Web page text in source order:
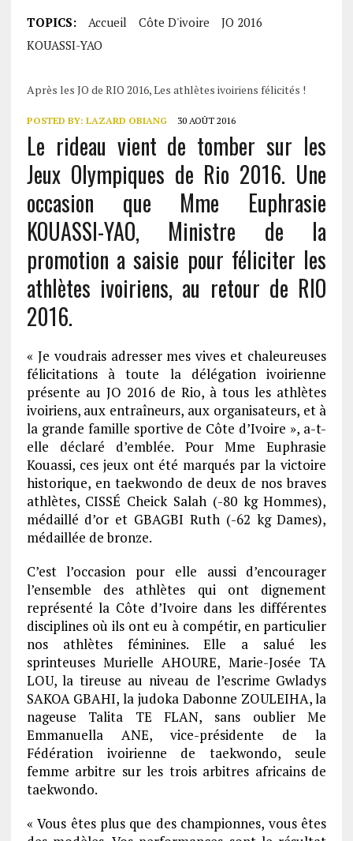
TOPICS: Accueil Côte D'ivoire
JO 2016
KOUASSI-YAO
Après les JO de RIO 2016, Les athlètes ivoiriens félicités !
POSTED BY: LAZARD OBIANG 30 AOÛT 2016
Le rideau vient de tomber sur les
Jeux Olympiques de Rio 2016. Une
occasion que Mme Euphrasie
KOUASSI-YAO, Ministre de la
promotion a saisie pour féliciter les
athlètes ivoiriens, au retour de RIO
2016.
« Je voudrais adresser mes vives et chaleureuses
félicitations à toute la délégation ivoirienne
présente au JO 2016 de Rio, à tous les athlètes
ivoiriens, aux entraîneurs, aux organisateurs, et à
la grande famille sportive de Côte d’Ivoire », a-t-
elle déclaré d’emblée. Pour Mme Euphrasie
Kouassi, ces jeux ont été marqués par la victoire
historique, en taekwondo de deux de nos braves
athlètes, CISSÉ Cheick Salah (-80 kg Hommes),
médaillé d’or et GBAGBI Ruth (-62 kg Dames),
médaillée de bronze.
C’est l’occasion pour elle aussi d’encourager
l’ensemble des athlètes qui ont dignement
représenté la Côte d’Ivoire dans les différentes
disciplines où ils ont eu à compétir, en particulier
nos athlètes féminines. Elle a salué les
sprinteuses Murielle AHOURE, Marie-Josée TA
LOU, la tireuse au niveau de l’escrime Gwladys
SAKOA GBAHI, la judoka Dabonne ZOULEIHA, la
nageuse Talita TE FLAN, sans oublier Me
Emmanuella ANE, vice-présidente de la
Fédération ivoirienne de taekwondo, seule
femme arbitre sur les trois arbitres africains de
taekwondo.
« Vous êtes plus que des championnes, vous êtes